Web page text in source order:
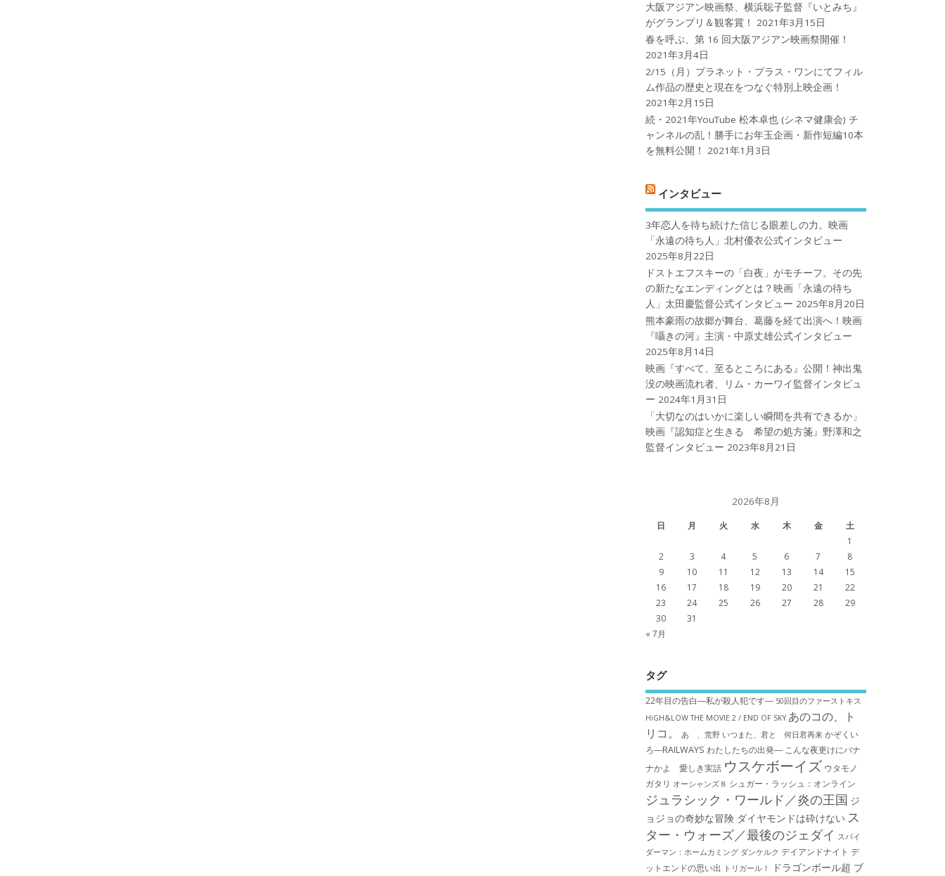
大阪アジアン映画祭、横浜聡子監督『いとみち』
がグランプリ＆観客賞！
2021年3月15日
春を呼ぶ、第 16 回大阪アジアン映画祭開催！
2021年3月4日
2/15（月）プラネット・プラス・ワンにてフィル
ム作品の歴史と現在をつなぐ特別上映企画！
2021年2月15日
続・2021年YouTube 松本卓也 (シネマ健康会) チ
ャンネルの乱！勝手にお年玉企画・新作短編10本
を無料公開！
2021年1月3日
インタビュー
3年恋人を待ち続けた信じる眼差しの力。映画
「永遠の待ち人」北村優衣公式インタビュー
2025年8月22日
ドストエフスキーの「白夜」がモチーフ。その先
の新たなエンディングとは？映画「永遠の待ち
人」太田慶監督公式インタビュー 2025年8月20日
熊本豪雨の故郷が舞台、葛藤を経て出演へ！映画
『囁きの河』主演・中原丈雄公式インタビュー
2025年8月14日
映画『すべて、至るところにある』公開！神出鬼
没の映画流れ者、リム・カーワイ監督インタビュ
ー 2024年1月31日
「大切なのはいかに楽しい瞬間を共有できるか」
映画『認知症と生きる 希望の処方箋』野澤和之
監督インタビュー 2023年8月21日
2026年8月
日 月 火 水 木 金
土
1
2
3 4 5 6 7
8
9
10 11 12 13 14
15
16
17 18 19 20 21
22
23
24 25 26 27 28
29
30
31
« 7月
タグ
22年目の告白―私が殺人犯です― 50回目のファーストキス
HiGH&LOW THE MOVIE 2 / END OF SKY あのコの、ト
リコ。
あゝ、荒野 いつまた、君と 何日君再来 かぞくい
ろ―RAILWAYS わたしたちの出発― こんな夜更けにバナ
ナかよ 愛しき実話 ウスケボーイズ ウタモノ
ガタリ オーシャンズ８ シュガー・ラッシュ：オ​ンライン
ジュラシック・ワールド／炎の王国 ジ
ョジョの奇妙な冒険 ダイヤモンドは砕けない ス
ター・ウォーズ／最後のジェダイ スパイ
ダーマン：ホームカミング ダンケルク デイアンドナイト デ
ットエンドの思い出
トリガール！ ドラゴンボール超 ブ